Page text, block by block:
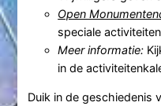
Open
speciale
Meer informatie:
in de
Duik in de geschiedenis